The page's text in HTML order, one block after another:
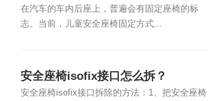
在汽车的车内后座上，普遍会有固定座椅的标
志。当前，儿童安全座椅固定方式...
安全座椅isofix接口怎么拆？
安全座椅isofix接口拆除的方法：1、把安全座椅